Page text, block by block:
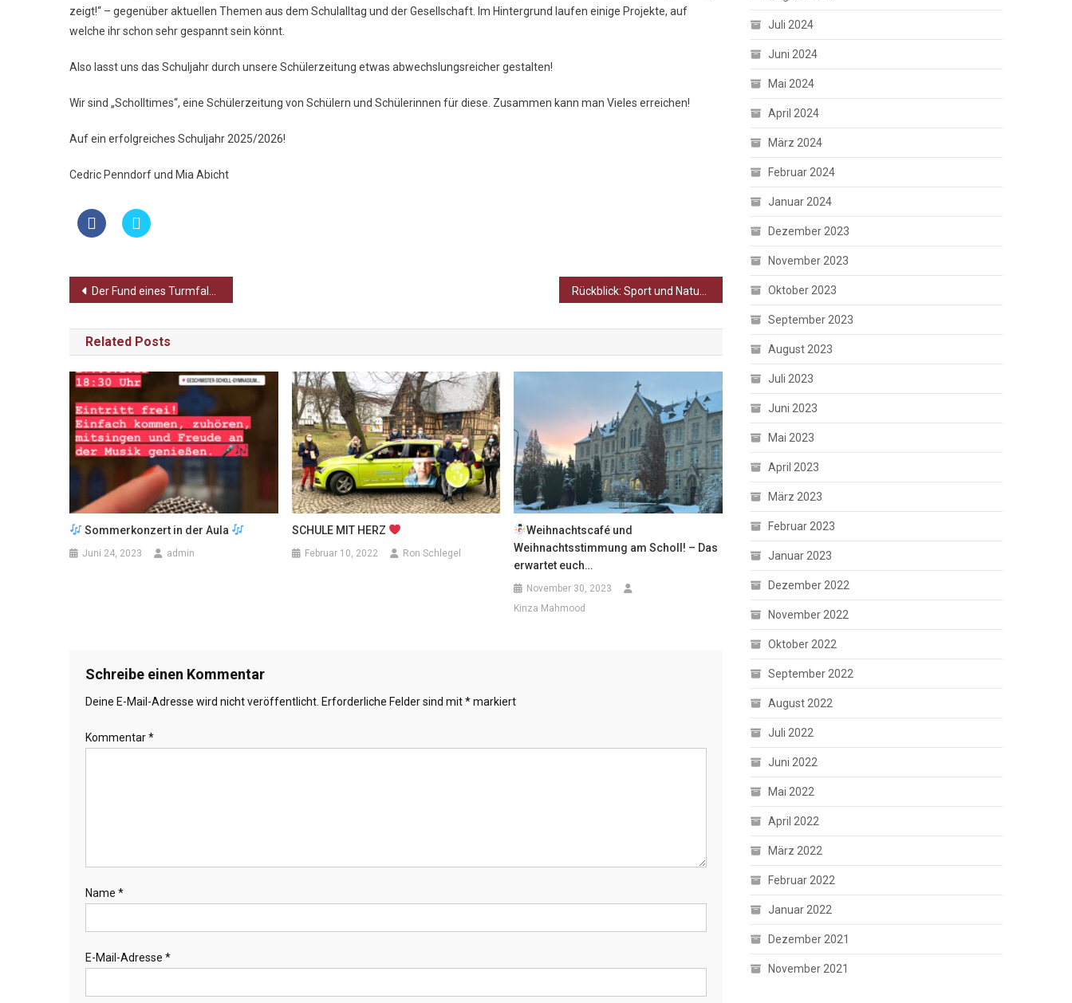
zeigt!“ – gegenüber aktuellen Themen aus dem Schulalltag und der Gesellschaft. Im Hintergrund laufen einige Projekte, auf
welche ihr schon sehr gespannt sein könnt.
Also lasst uns das Schuljahr durch unsere Schülerzeitung etwas abwechslungsreicher gestalten!
Wir sind „Scholltimes“, eine Schülerzeitung von Schülern und Schülerinnen für diese. Zusammen kann man Vieles erreichen!
Auf ein erfolgreiches Schuljahr 2025/2026!
Cedric Penndorf und Mia Abicht
Beitragsnavigation
Der Fund eines Turmfalken an unserem Gymnasium Rückblick: Sport und Natur – Abenteuer auf dem Wasserweg – Das Kanucamp der Zehner
Related Posts
Sommerkonzert in der Aula
Juni 24, 2023 admin
SCHULE MIT HERZ
Februar 10, 2022 Ron Schlegel
Weihnachtscafé und
Weihnachtsstimmung am Scholl! – Das
erwartet euch…
November 30, 2023
Kinza Mahmood
Schreibe einen Kommentar
Deine E-Mail-Adresse wird nicht veröffentlicht. Erforderliche Felder sind mit*markiert
Kommentar*
Name *
E-Mail-Adresse *
Juli 2024
Juni 2024
Mai 2024
April 2024
März 2024
Februar 2024
Januar 2024
Dezember 2023
November 2023
Oktober 2023
September 2023
August 2023
Juli 2023
Juni 2023
Mai 2023
April 2023
März 2023
Februar 2023
Januar 2023
Dezember 2022
November 2022
Oktober 2022
September 2022
August 2022
Juli 2022
Juni 2022
Mai 2022
April 2022
März 2022
Februar 2022
Januar 2022
Dezember 2021
November 2021